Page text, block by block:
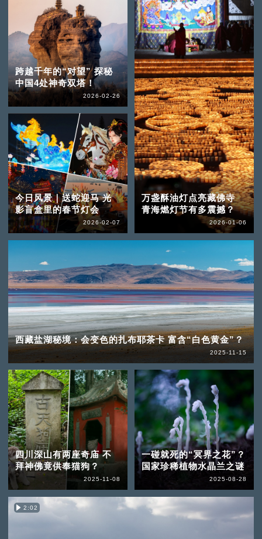
跨越千年的“对望” 探秘
中国4处神奇双塔！
2026-02-26
今日风景｜送蛇迎马 光
影盲盒里的春节灯会
2026-02-07
万盏酥油灯点亮藏佛寺
青海燃灯节有多震撼？
2026-01-06
西藏盐湖秘境：会变色的扎布耶茶卡 富含“白色黄金”？
2025-11-15
四川深山有两座奇庙 不
拜神佛竟供奉猫狗？
2025-11-08
一碰就死的“冥界之花”？
国家珍稀植物水晶兰之谜
2025-08-28
2:02